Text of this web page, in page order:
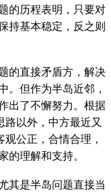
的历程表明，只要对
持基本稳定，反之则
直接矛盾方，解决
。但作为半岛近邻，
出了不懈努力。根据
路以外，中方最近又
观公正，合情合理，
的理解和支持。
是半岛问题直接当